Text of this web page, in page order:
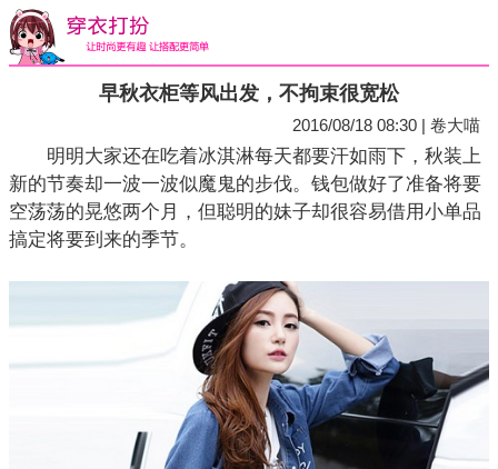
早秋衣柜等风出发，不拘束很宽松
2016/08/18 08:30 | 卷大喵
明明大家还在吃着冰淇淋每天都要汗如雨下，秋装上
新的节奏却一波一波似魔鬼的步伐。钱包做好了准备将要
空荡荡的晃悠两个月，但聪明的妹子却很容易借用小单品
搞定将要到来的季节。